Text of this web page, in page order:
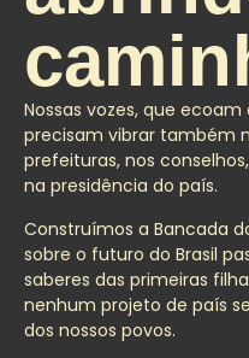
Nossas vozes, que
precisam vibrar também
prefeituras, nos
na presidência do país.
Construímos a Bancada
sobre o futuro do Brasil
saberes das primeiras
nenhum projeto de país
dos nossos povos.